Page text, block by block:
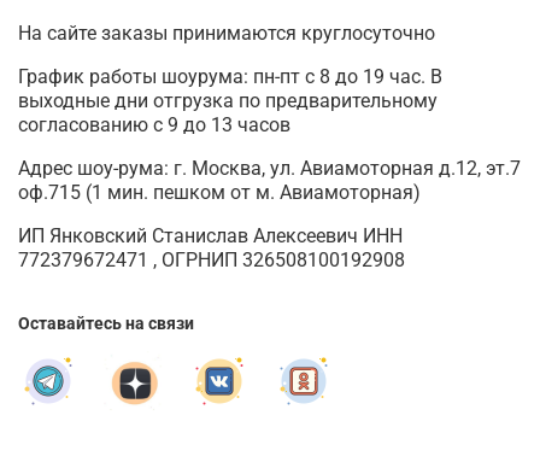
На сайте заказы принимаются круглосуточно
График работы шоурума: пн-пт с 8 до 19 час. В
выходные дни отгрузка по предварительному
согласованию с 9 до 13 часов
Адрес шоу-рума: г. Москва, ул. Авиамоторная д.12, эт.7
оф.715 (1 мин. пешком от м. Авиамоторная)
ИП Янковский Станислав Алексеевич ИНН
772379672471 , ОГРНИП 326508100192908
Оставайтесь на связи